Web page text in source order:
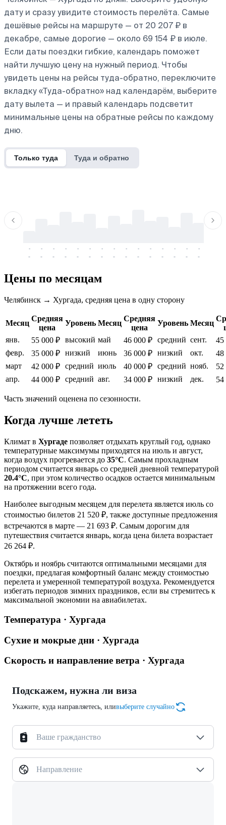
дату и сразу увидите стоимость перелёта. Самые
дешёвые рейсы на маршруте — от 20 207 ₽ в
декабре, самые дорогие — около 69 154 ₽ в июле.
Если даты поездки гибкие, календарь поможет
найти лучшую цену на нужный период. Чтобы
увидеть цены на рейсы туда-обратно, переключите
вкладку «Туда-обратно» над календарём, выберите
дату вылета — и правый календарь подсветит
минимальные цены на обратные рейсы по каждому
дню.
Только туда Туда и обратно
-
-
-
-
-
-
-
-
-
-
-
-
-
-
-
-
-
-
-
-
-
-
-
-
-
-
-
-
-
-
Цены по месяцам
Челябинск → Хургада, средняя цена в одну сторону
Месяц
Средняя
цена
Уровень Месяц
Средняя
цена
Уровень Месяц
янв.
55 000 ₽ высокий май 46 000 ₽ средний сент.
45
февр.
35 000 ₽ низкий июнь 36 000 ₽ низкий окт.
48
март
42 000 ₽ средний июль 40 000 ₽ средний нояб.
52
апр.
44 000 ₽ средний авг. 34 000 ₽ низкий дек. 54
Часть значений оценена по сезонности.
Когда лучше лететь
Климат в Хургаде позволяет отдыхать круглый год, однако
температурные максимумы приходятся на июль и август,
когда воздух прогревается до 35°C. Самым прохладным
периодом считается январь со средней дневной температурой
20.4°C, при этом количество осадков остается минимальным
на протяжении всего года.
Наиболее выгодным месяцем для перелета является июль со
стоимостью билетов 21 520 ₽, также доступные предложения
встречаются в марте — 21 693 ₽. Самым дорогим для
путешествия считается январь, когда цена билета возрастает
26 264 ₽.
Октябрь и ноябрь считаются оптимальными месяцами для
поездки, предлагая комфортный баланс между стоимостью
перелета и умеренной температурой воздуха. Рекомендуется
избегать периодов зимних праздников, если вы стремитесь к
максимальной экономии на авиабилетах.
Температура · Хургада
Сухие и мокрые дни · Хургада
Скорость и направление ветра · Хургада
Подскажем, нужна ли виза
Укажите, куда направляетесь, иливыберите случайно
Ваше гражданство
Направление